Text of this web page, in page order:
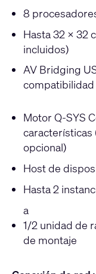
8
Hasta 32 × 32
incluidos)
AV Bridging
compatibilidad
Motor Q-SYS
características
opcional)
Host de
Hasta 2
a
1/2 unidad de
de montaje